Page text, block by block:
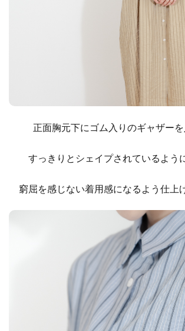
正面胸元下にゴム入りのギャザー
すっきりとシェイプされているよう
窮屈を感じない着用感になるよう仕上